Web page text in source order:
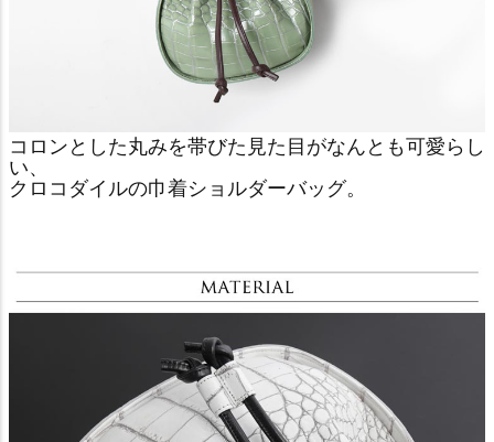
コロンとした丸みを帯びた見た目がなんとも可愛らし
い、
クロコダイルの巾着ショルダーバッグ。